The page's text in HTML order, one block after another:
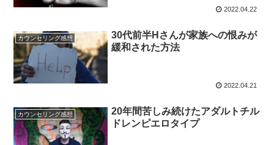
2022.04.22
カウンセリング感想
30代前半Hさんが家族への恨みが
緩和された方法
2022.04.21
カウンセリング感想
20年間苦しみ続けたアダルトチル
ドレンピエロタイプ